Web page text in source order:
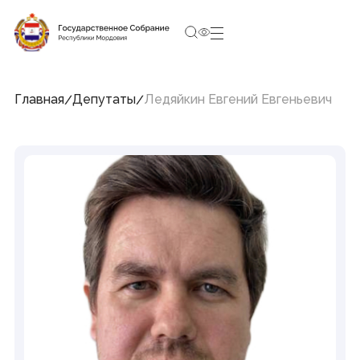
9:16:33
8 августа 2026, Суббота
Структура Государственного Собрания
Республики Мордовия
Председатель
Заместители Председателя
Комитеты и комиссии
Главная Депутаты Ледяйкин Евгений Евгеньевич